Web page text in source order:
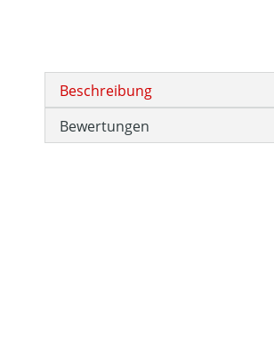
Beschreibung
Bewertungen